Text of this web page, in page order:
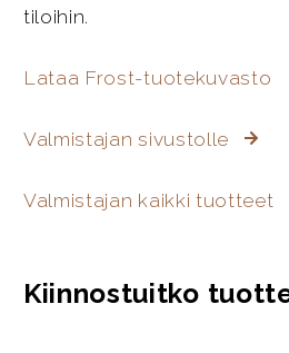
tiloihin.
Lataa Frost-tuotekuvasto
Valmistajan sivustolle
Valmistajan kaikki tuotteet
Kiinnostuitko